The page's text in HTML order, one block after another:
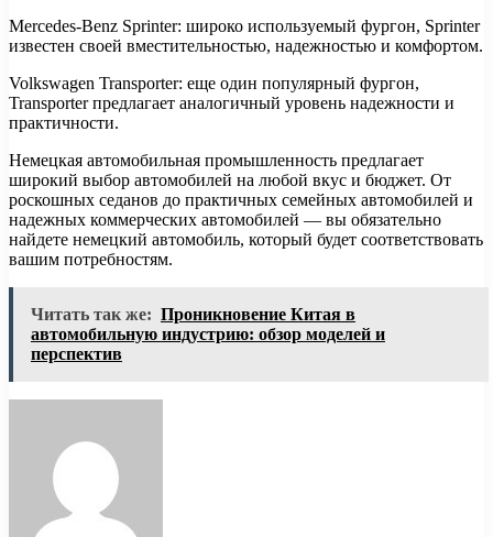
Mercedes-Benz Sprinter: широко используемый фургон, Sprinter
известен своей вместительностью, надежностью и комфортом.
Volkswagen Transporter: еще один популярный фургон,
Transporter предлагает аналогичный уровень надежности и
практичности.
Немецкая автомобильная промышленность предлагает
широкий выбор автомобилей на любой вкус и бюджет. От
роскошных седанов до практичных семейных автомобилей и
надежных коммерческих автомобилей — вы обязательно
найдете немецкий автомобиль, который будет соответствовать
вашим потребностям.
Читать так же: Проникновение Китая в
автомобильную индустрию: обзор моделей и
перспектив